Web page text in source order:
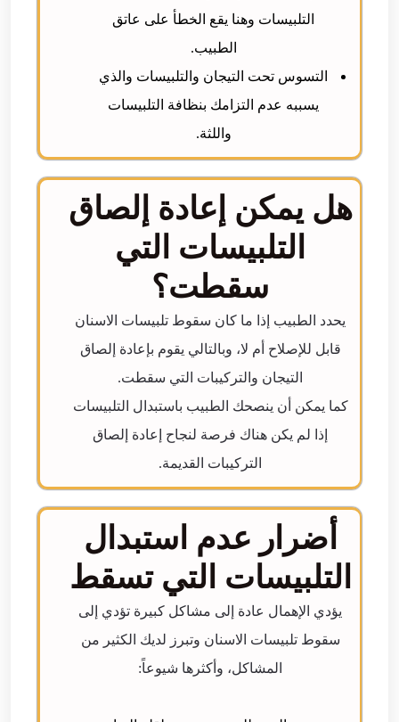
التلبيسات وهنا يقع الخطأ على عاتق
الطبيب.
التسوس تحت التيجان والتلبيسات والذي
يسببه عدم التزامك بنظافة التلبيسات
واللثة.
هل يمكن إعادة إلصاق
التلبيسات التي
سقطت؟
يحدد الطبيب إذا ما كان سقوط تلبيسات الاسنان
قابل للإصلاح أم لا، وبالتالي يقوم بإعادة إلصاق
التيجان والتركيبات التي سقطت.
كما يمكن أن ينصحك الطبيب باستبدال التلبيسات
إذا لم يكن هناك فرصة لنجاح إعادة إلصاق
التركيبات القديمة.
أضرار عدم استبدال
التلبيسات التي تسقط
يؤدي الإهمال عادة إلى مشاكل كبيرة تؤدي إلى
سقوط تلبيسات الاسنان وتبرز لديك الكثير من
المشاكل، وأكثرها شيوعاً: